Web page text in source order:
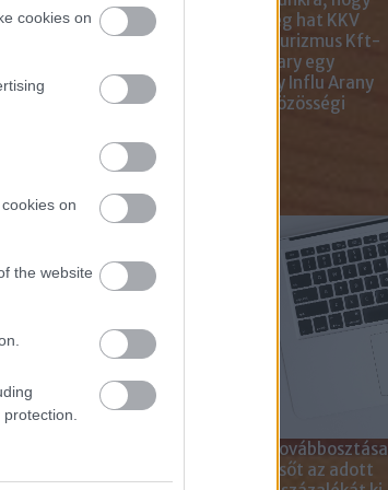
cookies on
on
the website
Magyar Marketing Szövetség hat KKV
Marketing Gyémánt Díjjal, Turizmus Kft-
től 5 díjjal, az Internet Hungary egy
fődíjjal, a KREATÍV pedig egy Influ Arany
díjjal tüntette ki cégünket közösségi
Így használd cikkeinket...
Az anyagok linkkel történő továbbosztása
természetesen lehetséges, sőt az adott